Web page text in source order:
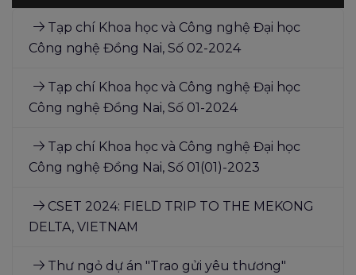
Tạp chí Khoa học và Công nghệ Đại học
Công nghệ Đồng Nai, Số 02-2024
Tạp chí Khoa học và Công nghệ Đại học
Công nghệ Đồng Nai, Số 01-2024
Tạp chí Khoa học và Công nghệ Đại học
Công nghệ Đồng Nai, Số 01(01)-2023
CSET 2024: FIELD TRIP TO THE MEKONG
DELTA, VIETNAM
Thư ngỏ dự án "Trao gửi yêu thương"